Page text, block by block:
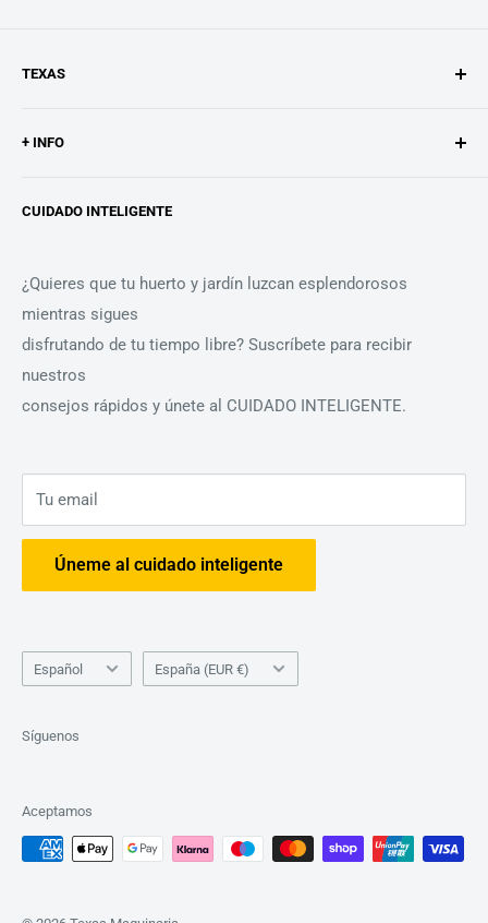
TEXAS
personas de todo el mundo que eligen olvidarse de
maquinaria.
Nuestro distribuidor para la península ibérica, Comercial
Miño S.L. representa nuestros valores de calidad y
cercanía.
+ INFO
Búsqueda
Aviso legal
Política de cookies
Condiciones de venta
Términos del servicio
Política de reembolso
CUIDADO INTELIGENTE
¿Quieres que tu huerto y jardín luzcan esplendorosos
mientras sigues
disfrutando de tu tiempo libre? Suscríbete para recibir
nuestros
consejos rápidos y únete al CUIDADO INTELIGENTE.
Tu email
Úneme al cuidado inteligente
Idioma
Español País/región
España (EUR €)
Síguenos
Aceptamos